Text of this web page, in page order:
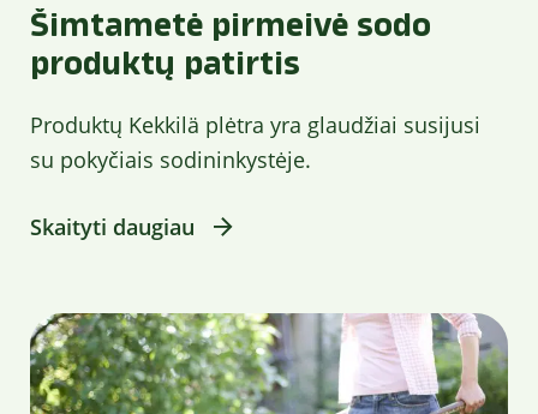
Šimtametė pirmeivė sodo
produktų patirtis
Produktų Kekkilä plėtra yra glaudžiai susijusi
su pokyčiais sodininkystėje.
Skaityti daugiau